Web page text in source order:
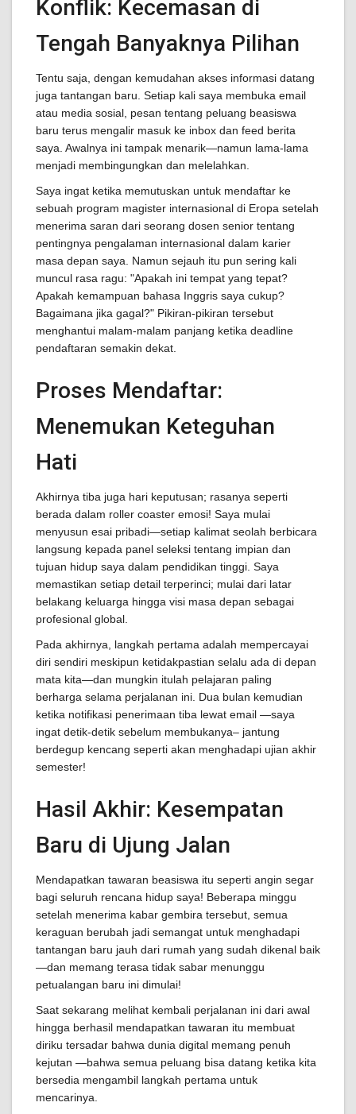
Konflik: Kecemasan di
Tengah Banyaknya Pilihan
Tentu saja, dengan kemudahan akses informasi datang
juga tantangan baru. Setiap kali saya membuka email
atau media sosial, pesan tentang peluang beasiswa
baru terus mengalir masuk ke inbox dan feed berita
saya. Awalnya ini tampak menarik—namun lama-lama
menjadi membingungkan dan melelahkan.
Saya ingat ketika memutuskan untuk mendaftar ke
sebuah program magister internasional di Eropa setelah
menerima saran dari seorang dosen senior tentang
pentingnya pengalaman internasional dalam karier
masa depan saya. Namun sejauh itu pun sering kali
muncul rasa ragu: "Apakah ini tempat yang tepat?
Apakah kemampuan bahasa Inggris saya cukup?
Bagaimana jika gagal?" Pikiran-pikiran tersebut
menghantui malam-malam panjang ketika deadline
pendaftaran semakin dekat.
Proses Mendaftar:
Menemukan Keteguhan
Hati
Akhirnya tiba juga hari keputusan; rasanya seperti
berada dalam roller coaster emosi! Saya mulai
menyusun esai pribadi—setiap kalimat seolah berbicara
langsung kepada panel seleksi tentang impian dan
tujuan hidup saya dalam pendidikan tinggi. Saya
memastikan setiap detail terperinci; mulai dari latar
belakang keluarga hingga visi masa depan sebagai
profesional global.
Pada akhirnya, langkah pertama adalah mempercayai
diri sendiri meskipun ketidakpastian selalu ada di depan
mata kita—dan mungkin itulah pelajaran paling
berharga selama perjalanan ini. Dua bulan kemudian
ketika notifikasi penerimaan tiba lewat email —saya
ingat detik-detik sebelum membukanya– jantung
berdegup kencang seperti akan menghadapi ujian akhir
semester!
Hasil Akhir: Kesempatan
Baru di Ujung Jalan
Mendapatkan tawaran beasiswa itu seperti angin segar
bagi seluruh rencana hidup saya! Beberapa minggu
setelah menerima kabar gembira tersebut, semua
keraguan berubah jadi semangat untuk menghadapi
tantangan baru jauh dari rumah yang sudah dikenal baik
—dan memang terasa tidak sabar menunggu
petualangan baru ini dimulai!
Saat sekarang melihat kembali perjalanan ini dari awal
hingga berhasil mendapatkan tawaran itu membuat
diriku tersadar bahwa dunia digital memang penuh
kejutan —bahwa semua peluang bisa datang ketika kita
bersedia mengambil langkah pertama untuk
mencarinya.